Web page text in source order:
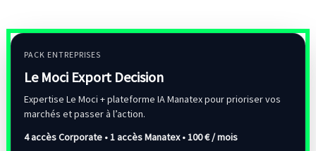
PACK ENTREPRISES
Le Moci Export Decision
Expertise Le Moci + plateforme IA Manatex pour prioriser vos
marchés et passer à l’action.
4 accès Corporate • 1 accès Manatex •100 € / mois